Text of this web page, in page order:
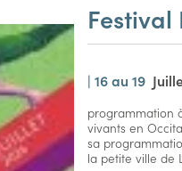
Festival
| 16 au 19
programmation
vivants en
sa
la petite ville de